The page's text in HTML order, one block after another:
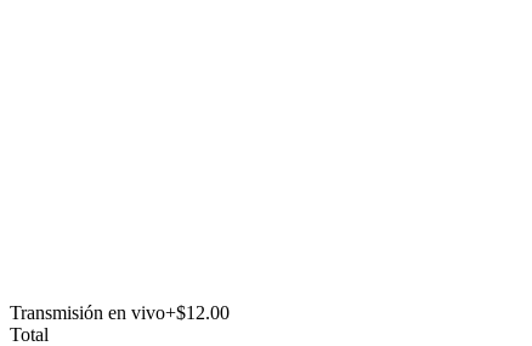
Transmisión en vivo+$12.00
Total